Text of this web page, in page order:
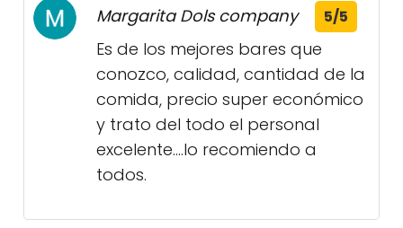
Margarita Dols company 5/5
Es de los mejores bares que
conozco, calidad, cantidad de la
comida, precio super económico
y trato del todo el personal
excelente....lo recomiendo a
todos.